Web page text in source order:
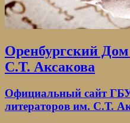
Оренбургский Дом
С.Т. Аксакова
Официальный сайт
литераторов им. С.Т.